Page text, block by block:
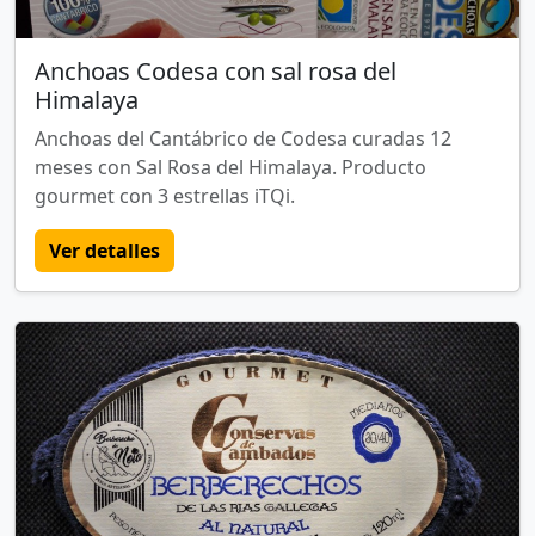
Anchoas Codesa con sal rosa del
Himalaya
Anchoas del Cantábrico de Codesa curadas 12
meses con Sal Rosa del Himalaya. Producto
gourmet con 3 estrellas iTQi.
Ver detalles